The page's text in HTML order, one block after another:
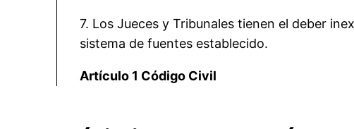
7. Los Jueces y Tribunales tienen el deber
sistema de fuentes establecido.
Artículo 1 Código Civil